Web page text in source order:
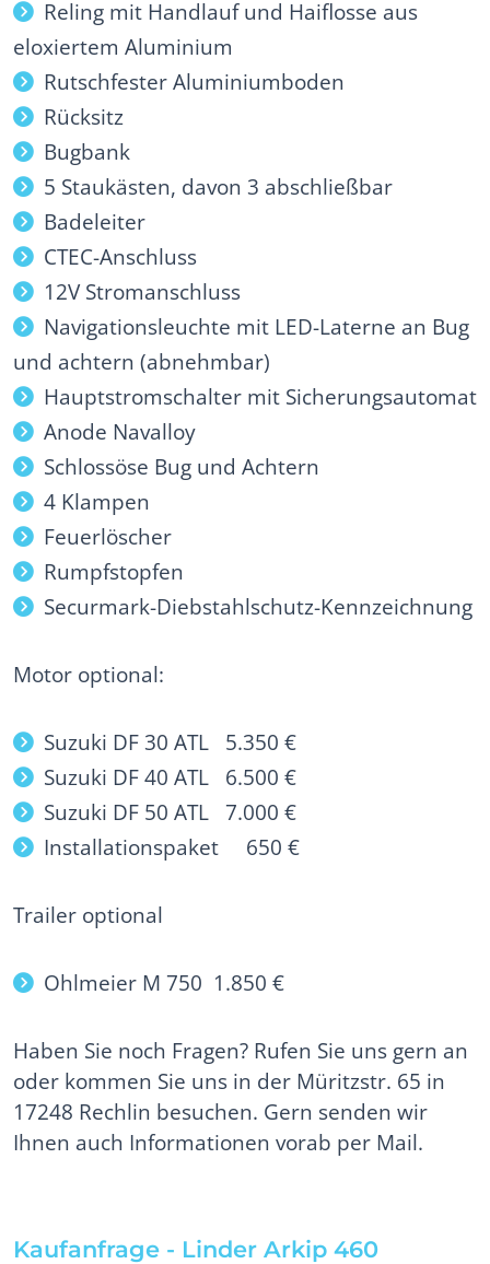
Kaufanfrage - Linder Arkip 460
Reling mit Handlauf und Haiflosse aus
eloxiertem Aluminium
Rutschfester Aluminiumboden
Rücksitz
Bugbank
5 Staukästen, davon 3 abschließbar
Badeleiter
CTEC-Anschluss
12V Stromanschluss
Navigationsleuchte mit LED-Laterne an Bug
und achtern (abnehmbar)
Hauptstromschalter mit Sicherungsautomat
Anode Navalloy
Schlossöse Bug und Achtern
4 Klampen
Feuerlöscher
Rumpfstopfen
Securmark-Diebstahlschutz-Kennzeichnung
Motor optional:
Suzuki DF 30 ATL 5.350 €
Suzuki DF 40 ATL 6.500 €
Suzuki DF 50 ATL 7.000 €
Installationspaket 650 €
Trailer optional
Ohlmeier M 750 1.850 €
Haben Sie noch Fragen? Rufen Sie uns gern an
oder kommen Sie uns in der Müritzstr. 65 in
17248 Rechlin besuchen. Gern senden wir
Ihnen auch Informationen vorab per Mail.